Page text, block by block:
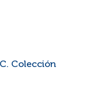
Colección